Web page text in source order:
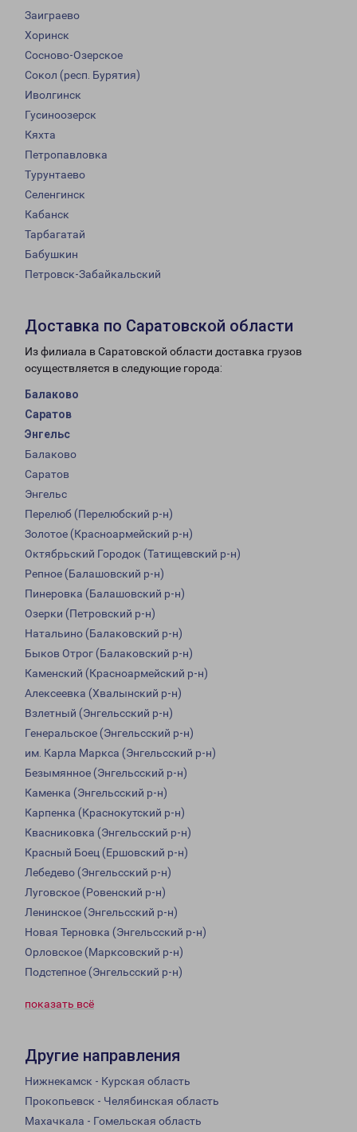
Заиграево
Хоринск
Сосново-Озерское
Сокол (респ. Бурятия)
Иволгинск
Гусиноозерск
Кяхта
Петропавловка
Турунтаево
Селенгинск
Кабанск
Тарбагатай
Бабушкин
Петровск-Забайкальский
Доставка по Саратовской области
Из филиала в Саратовской области доставка грузов
осуществляется в следующие города:
Балаково
Саратов
Энгельс
Балаково
Саратов
Энгельс
Перелюб (Перелюбский р-н)
Золотое (Красноармейский р-н)
Октябрьский Городок (Татищевский р-н)
Репное (Балашовский р-н)
Пинеровка (Балашовский р-н)
Озерки (Петровский р-н)
Натальино (Балаковский р-н)
Быков Отрог (Балаковский р-н)
Каменский (Красноармейский р-н)
Алексеевка (Хвалынский р-н)
Взлетный (Энгельсский р-н)
Генеральское (Энгельсский р-н)
им. Карла Маркса (Энгельсский р-н)
Безымянное (Энгельсский р-н)
Каменка (Энгельсский р-н)
Карпенка (Краснокутский р-н)
Квасниковка (Энгельсский р-н)
Красный Боец (Ершовский р-н)
Лебедево (Энгельсский р-н)
Луговское (Ровенский р-н)
Ленинское (Энгельсский р-н)
Новая Терновка (Энгельсский р-н)
Орловское (Марксовский р-н)
Подстепное (Энгельсский р-н)
показать всё
Другие направления
Нижнекамск - Курская область
Прокопьевск - Челябинская область
Махачкала - Гомельская область